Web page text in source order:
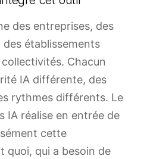
des entreprises, des
établissements
Chacun
IA différente, des
rythmes différents. Le
IA réalise en entrée de
cette
quoi, qui a besoin de